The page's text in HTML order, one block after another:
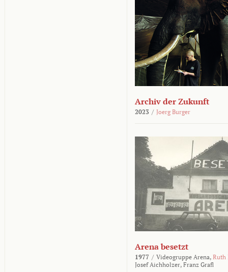
Archiv der Zukunft
2023 / Joerg Burger
Arena besetzt
1977 / Videogruppe Arena, Ruth
Josef Aichholzer, Franz Grafl